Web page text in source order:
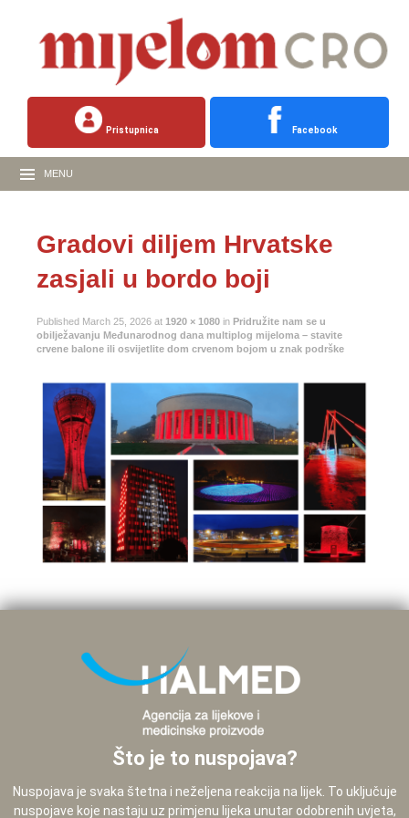
Pristupnica Facebook
MENU
Gradovi diljem Hrvatske
zasjali u bordo boji
Published March 25, 2026 at 1920 × 1080 in Pridružite nam se u
obilježavanju Međunarodnog dana multiplog mijeloma – stavite
crvene balone ili osvijetlite dom crvenom bojom u znak podrške
Što je to nuspojava?
Nuspojava je svaka štetna i neželjena reakcija na lijek. To uključuje
nuspojave koje nastaju uz primjenu lijeka unutar odobrenih uvjeta,